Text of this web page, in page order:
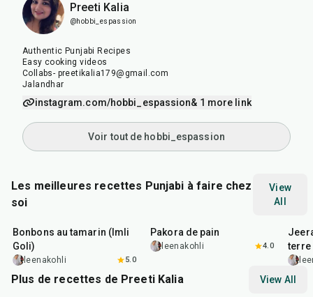
Preeti Kalia
@hobbi_espassion
Authentic Punjabi Recipes
Easy cooking videos
Collabs- preetikalia179@gmail.com
Jalandhar
instagram.com/hobbi_espassion& 1 more link
Voir tout de hobbi_espassion
Les meilleures recettes Punjabi à faire chez
soi
View
All
1hr
Bonbons au tamarin (Imli
Goli)
leenakohli 5.0
Pakora de pain
leenakohli 4.0
terre
Plus de recettes de Preeti Kalia View All